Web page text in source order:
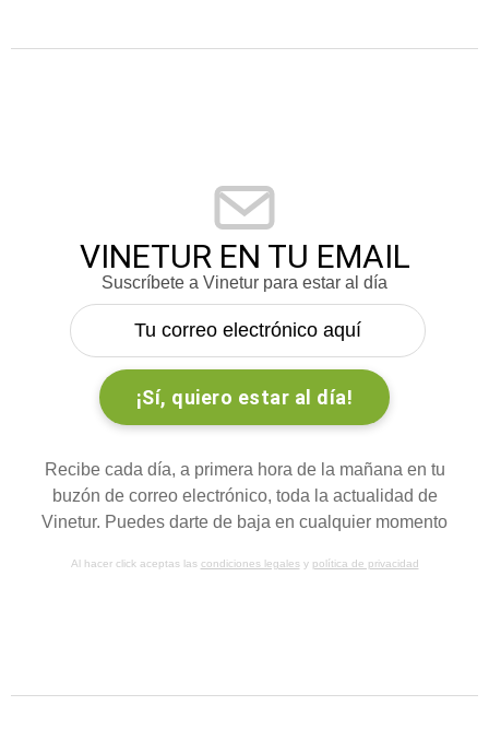
VINETUR EN TU EMAIL
Suscríbete a Vinetur para estar al día
Recibe cada día, a primera hora de la mañana en tu
buzón de correo electrónico, toda la actualidad de
Vinetur. Puedes darte de baja en cualquier momento
Al hacer click aceptas las condiciones legalesy política de privacidad